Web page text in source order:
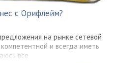
с Орифлейм?
на рынке сетевой
и всегда иметь
все